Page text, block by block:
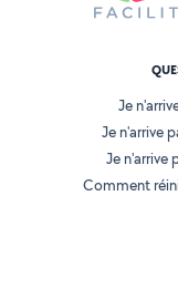
Je
Je n'arrive
Je n'arrive
Comment